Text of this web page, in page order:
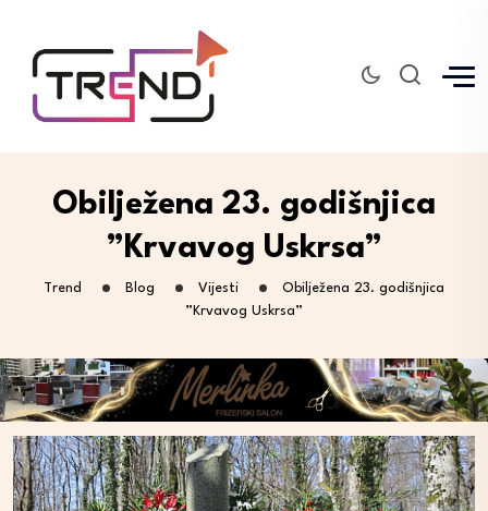
Obilježena 23. godišnjica
”Krvavog Uskrsa”
Trend Blog Vijesti
Obilježena 23. godišnjica
”Krvavog Uskrsa”